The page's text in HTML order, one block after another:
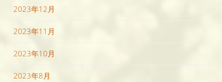
2023年12月
2023年11月
2023年10月
2023年8月